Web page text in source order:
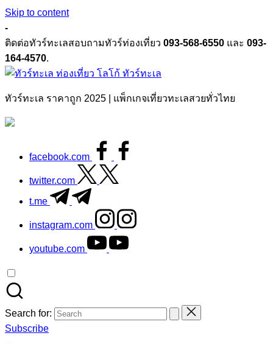
Skip to content
-
ติดต่อทัวร์ทะเลสอบถามทัวร์ท่องเที่ยว 093-568-6550 และ 093-
164-4570.
ทัวร์ทะเล
ทัวร์ทะเล ราคาถูก 2025 | แพ็กเกจเที่ยวทะเลสวยทั่วไทย
facebook.com
twitter.com
t.me
instagram.com
youtube.com
Search for:
Subscribe